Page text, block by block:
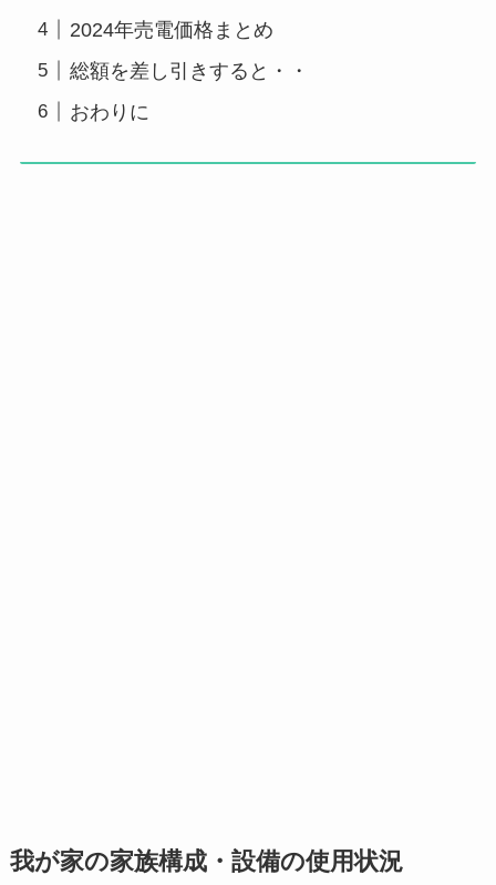
2024年売電価格まとめ
総額を差し引きすると・・
おわりに
我が家の家族構成・設備の使用状況